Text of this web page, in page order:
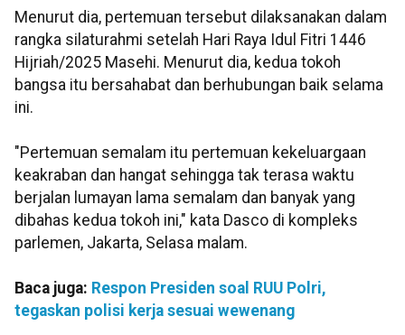
Menurut dia, pertemuan tersebut dilaksanakan dalam
rangka silaturahmi setelah Hari Raya Idul Fitri 1446
Hijriah/2025 Masehi. Menurut dia, kedua tokoh
bangsa itu bersahabat dan berhubungan baik selama
ini.
"Pertemuan semalam itu pertemuan kekeluargaan
keakraban dan hangat sehingga tak terasa waktu
berjalan lumayan lama semalam dan banyak yang
dibahas kedua tokoh ini," kata Dasco di kompleks
parlemen, Jakarta, Selasa malam.
Baca juga: Respon Presiden soal RUU Polri,
tegaskan polisi kerja sesuai wewenang